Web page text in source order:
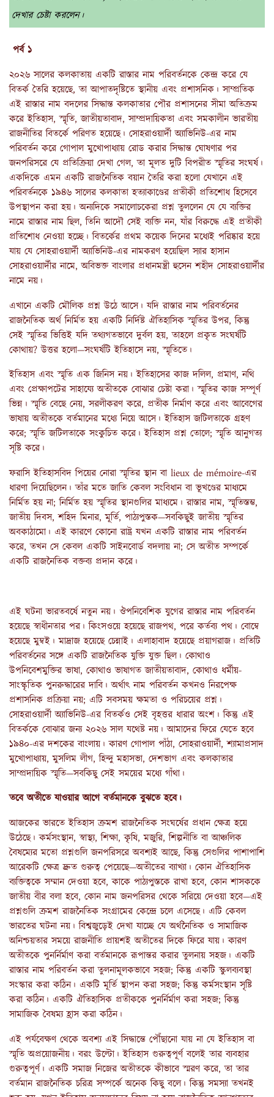
দেখার চেষ্টা করলেন।
পর্ব ১
২০২৬ সালের কলকাতায় একটি রাস্তার নাম পরিবর্তনকে কেন্দ্র করে যে
বিতর্ক তৈরি হয়েছে, তা আপাতদৃষ্টিতে স্থানীয় এবং প্রশাসনিক। সাম্প্রতিক
এই রাস্তার নাম বদলের সিদ্ধান্ত কলকাতার পৌর প্রশাসনের সীমা অতিক্রম
করে ইতিহাস, স্মৃতি, জাতীয়তাবাদ, সাম্প্রদায়িকতা এবং সমকালীন ভারতীয়
রাজনীতির বিতর্কে পরিণত হয়েছে। সোহরাওয়ার্দী অ্যাভিনিউ-এর নাম
পরিবর্তন করে গোপাল মুখোপাধ্যায় রোড করার সিদ্ধান্ত ঘোষণার পর
জনপরিসরে যে প্রতিক্রিয়া দেখা গেল, তা মূলত দুটি বিপরীত স্মৃতির সংঘর্ষ।
একদিকে এমন একটি রাজনৈতিক বয়ান তৈরি করা হলো যেখানে এই
পরিবর্তনকে ১৯৪৬ সালের কলকাতা হত্যাকাণ্ডের প্রতীকী প্রতিশোধ হিসেবে
উপস্থাপন করা হয়। অন্যদিকে সমালোচকেরা প্রশ্ন তুললেন যে যে ব্যক্তির
নামে রাস্তার নাম ছিল, তিনি আদৌ সেই ব্যক্তি নন, যাঁর বিরুদ্ধে এই প্রতীকী
প্রতিশোধ নেওয়া হচ্ছে। বিতর্কের প্রথম কয়েক দিনের মধ্যেই পরিষ্কার হয়ে
যায় যে সোহরাওয়ার্দী অ্যাভিনিউ-এর নামকরণ হয়েছিল স্যার হাসান
সোহরাওয়ার্দীর নামে, অবিভক্ত বাংলার প্রধানমন্ত্রী হুসেন শহীদ সোহরাওয়ার্দীর
নামে নয়।
এখানে একটি মৌলিক প্রশ্ন উঠে আসে। যদি রাস্তার নাম পরিবর্তনের
রাজনৈতিক অর্থ নির্মিত হয় একটি নির্দিষ্ট ঐতিহাসিক স্মৃতির উপর, কিন্তু
সেই স্মৃতির ভিত্তিই যদি তথ্যগতভাবে দুর্বল হয়, তাহলে প্রকৃত সংঘর্ষটি
কোথায়? উত্তর হলো—সংঘর্ষটি ইতিহাসে নয়, স্মৃতিতে।
ইতিহাস এবং স্মৃতি এক জিনিস নয়। ইতিহাসের কাজ দলিল, প্রমাণ, নথি
এবং প্রেক্ষাপটের সাহায্যে অতীতকে বোঝার চেষ্টা করা। স্মৃতির কাজ সম্পূর্ণ
ভিন্ন। স্মৃতি বেছে নেয়, সরলীকরণ করে, প্রতীক নির্মাণ করে এবং আবেগের
ভাষায় অতীতকে বর্তমানের মধ্যে নিয়ে আসে। ইতিহাস জটিলতাকে গ্রহণ
করে; স্মৃতি জটিলতাকে সংকুচিত করে। ইতিহাস প্রশ্ন তোলে; স্মৃতি আনুগত্য
সৃষ্টি করে।
ফরাসি ইতিহাসবিদ পিয়ের নোরা স্মৃতির স্থান বা lieux de mémoire-এর
ধারণা দিয়েছিলেন। তাঁর মতে জাতি কেবল সংবিধান বা ভূখণ্ডের মাধ্যমে
নির্মিত হয় না; নির্মিত হয় স্মৃতির স্থানগুলির মাধ্যমে। রাস্তার নাম, স্মৃতিস্তম্ভ,
জাতীয় দিবস, শহিদ মিনার, মূর্তি, পাঠ্যপুস্তক—সবকিছুই জাতীয় স্মৃতির
অবকাঠামো। এই কারণে কোনো রাষ্ট্র যখন একটি রাস্তার নাম পরিবর্তন
করে, তখন সে কেবল একটি সাইনবোর্ড বদলায় না; সে অতীত সম্পর্কে
একটি রাজনৈতিক বক্তব্য প্রদান করে।
এই ঘটনা ভারতবর্ষে নতুন নয়। ঔপনিবেশিক যুগের রাস্তার নাম পরিবর্তন
হয়েছে স্বাধীনতার পর। কিংসওয়ে হয়েছে রাজপথ, পরে কর্তব্য পথ। বোম্বে
হয়েছে মুম্বই। মাদ্রাজ হয়েছে চেন্নাই। এলাহাবাদ হয়েছে প্রয়াগরাজ। প্রতিটি
পরিবর্তনের সঙ্গে একটি রাজনৈতিক যুক্তি যুক্ত ছিল। কোথাও
উপনিবেশমুক্তির ভাষা, কোথাও ভাষাগত জাতীয়তাবাদ, কোথাও ধর্মীয়-
সাংস্কৃতিক পুনরুদ্ধারের দাবি। অর্থাৎ নাম পরিবর্তন কখনও নিরপেক্ষ
প্রশাসনিক প্রক্রিয়া নয়; এটি সবসময় ক্ষমতা ও পরিচয়ের প্রশ্ন।
সোহরাওয়ার্দী অ্যাভিনিউ-এর বিতর্কও সেই বৃহত্তর ধারার অংশ। কিন্তু এই
বিতর্ককে বোঝার জন্য ২০২৬ সাল যথেষ্ট নয়। আমাদের ফিরে যেতে হবে
১৯৪০-এর দশকের বাংলায়। কারণ গোপাল পাঁঠা, সোহরাওয়ার্দী, শ্যামাপ্রসাদ
মুখোপাধ্যায়, মুসলিম লীগ, হিন্দু মহাসভা, দেশভাগ এবং কলকাতার
সাম্প্রদায়িক স্মৃতি—সবকিছু সেই সময়ের মধ্যে গাঁথা।
তবে অতীতে যাওয়ার আগে বর্তমানকে বুঝতে হবে।
আজকের ভারতে ইতিহাস ক্রমশ রাজনৈতিক সংঘর্ষের প্রধান ক্ষেত্র হয়ে
উঠেছে। কর্মসংস্থান, স্বাস্থ্য, শিক্ষা, কৃষি, মজুরি, শিল্পনীতি বা আঞ্চলিক
বৈষম্যের মতো প্রশ্নগুলি জনপরিসরে অবশ্যই আছে, কিন্তু সেগুলির পাশাপাশি
আরেকটি ক্ষেত্র দ্রুত গুরুত্ব পেয়েছে—অতীতের ব্যাখ্যা। কোন ঐতিহাসিক
ব্যক্তিত্বকে সম্মান দেওয়া হবে, কাকে পাঠ্যপুস্তকে রাখা হবে, কোন শাসককে
জাতীয় বীর বলা হবে, কোন নাম জনপরিসর থেকে সরিয়ে দেওয়া হবে—এই
প্রশ্নগুলি ক্রমশ রাজনৈতিক সংগ্রামের কেন্দ্রে চলে এসেছে। এটি কেবল
ভারতের ঘটনা নয়। বিশ্বজুড়েই দেখা যাচ্ছে যে অর্থনৈতিক ও সামাজিক
অনিশ্চয়তার সময়ে রাজনীতি প্রায়শই অতীতের দিকে ফিরে যায়। কারণ
অতীতকে পুনর্নির্মাণ করা বর্তমানকে রূপান্তর করার তুলনায় সহজ। একটি
রাস্তার নাম পরিবর্তন করা তুলনামূলকভাবে সহজ; কিন্তু একটি স্কুলব্যবস্থা
সংস্কার করা কঠিন। একটি মূর্তি স্থাপন করা সহজ; কিন্তু কর্মসংস্থান সৃষ্টি
করা কঠিন। একটি ঐতিহাসিক প্রতীককে পুনর্নির্মাণ করা সহজ; কিন্তু
সামাজিক বৈষম্য হ্রাস করা কঠিন।
এই পর্যবেক্ষণ থেকে অবশ্য এই সিদ্ধান্তে পৌঁছানো যায় না যে ইতিহাস বা
স্মৃতি অপ্রয়োজনীয়। বরং উল্টো। ইতিহাস গুরুত্বপূর্ণ বলেই তার ব্যবহার
গুরুত্বপূর্ণ। একটি সমাজ নিজের অতীতকে কীভাবে স্মরণ করে, তা তার
বর্তমান রাজনৈতিক চরিত্র সম্পর্কে অনেক কিছু বলে। কিন্তু সমস্যা তখনই